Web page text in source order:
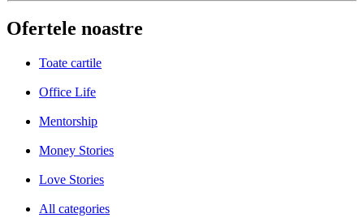
Ofertele noastre
Toate cartile
Office Life
Mentorship
Money Stories
Love Stories
All categories